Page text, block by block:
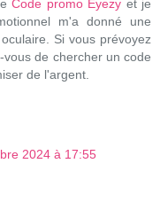
Code promo Eyezy et je
m'a donné une
Si vous prévoyez
de chercher un code
de l'argent.
2024 à 17:55